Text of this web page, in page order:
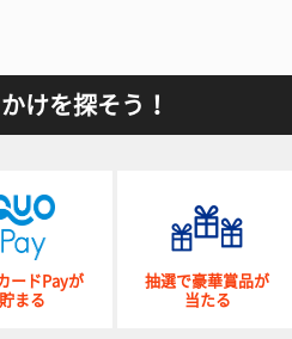
けを探そう！
ードPayが
貯まる
抽選で豪華賞品が
当たる